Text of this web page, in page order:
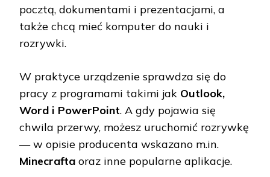
pocztą, dokumentami i prezentacjami, a
także chcą mieć komputer do nauki i
rozrywki.
W praktyce urządzenie sprawdza się do
pracy z programami takimi jak Outlook,
Word i PowerPoint. A gdy pojawia się
chwila przerwy, możesz uruchomić rozrywkę
— w opisie producenta wskazano m.in.
Minecrafta oraz inne popularne aplikacje.